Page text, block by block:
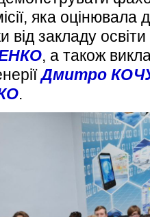
яка оцінювала
від закладу освіти
, а також
Дмитро
.